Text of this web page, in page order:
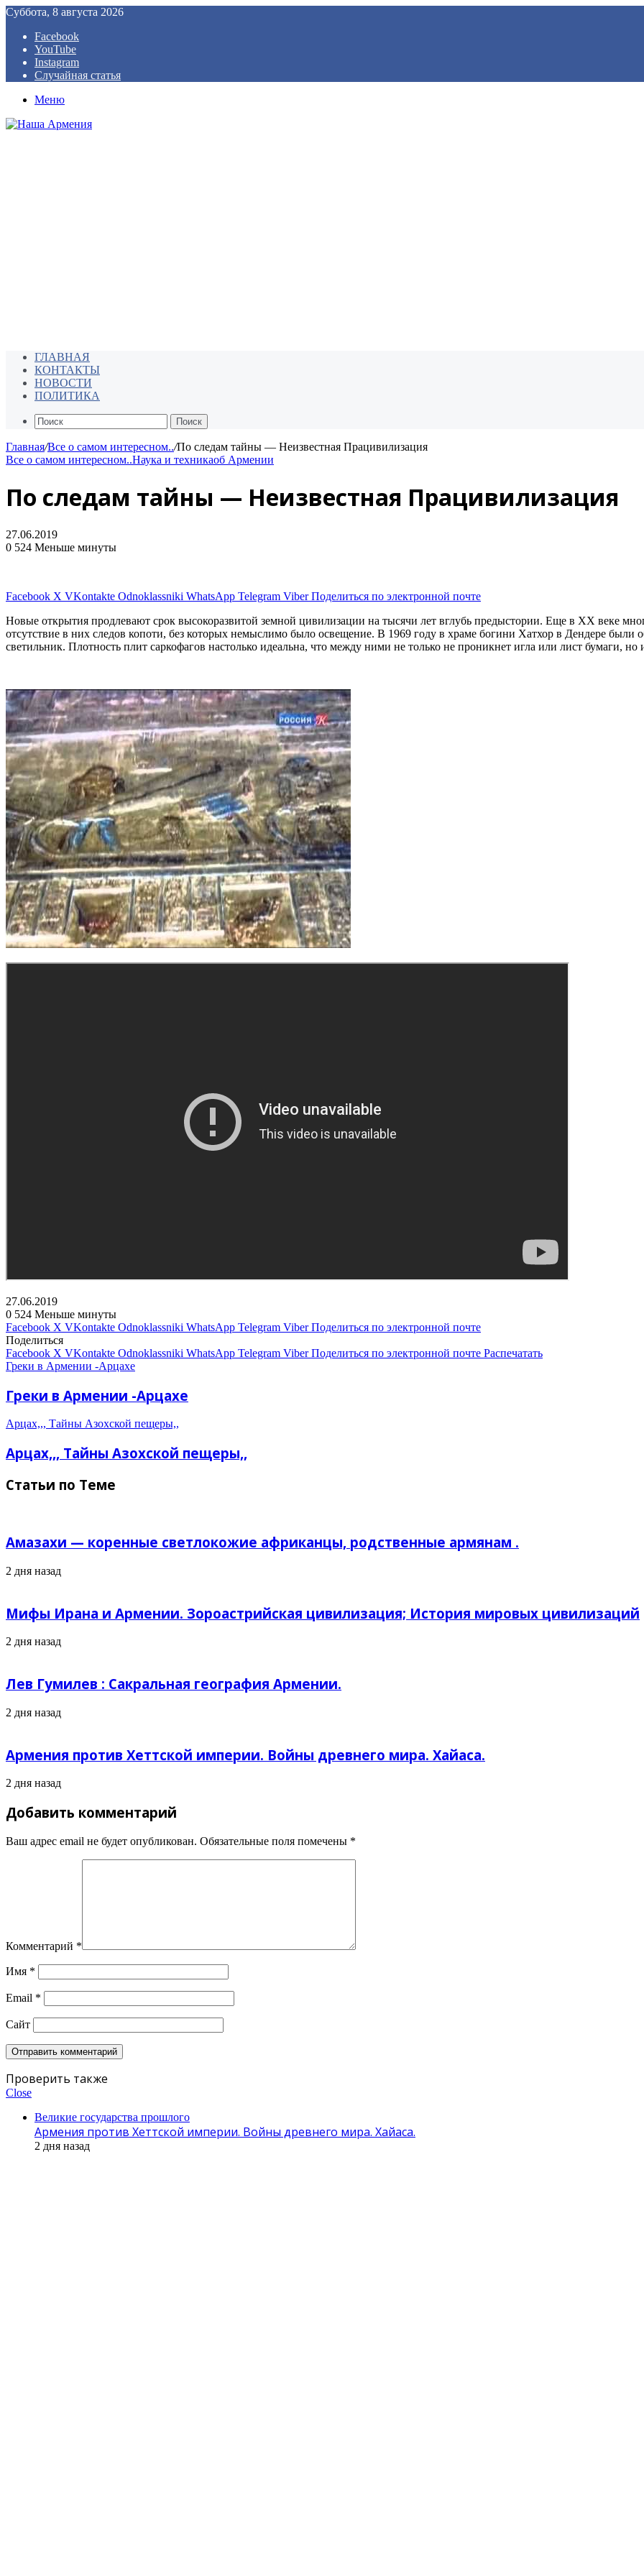
Суббота, 8 августа 2026
Facebook
YouTube
Instagram
Случайная статья
Меню
ГЛАВНАЯ
КОНТАКТЫ
НОВОСТИ
ПОЛИТИКА
Поиск
Главная/Все о самом интересном../По следам тайны — Неизвестная Працивилизация
Все о самом интересном..Наука и техникаоб Армении
По следам тайны — Неизвестная Працивилизация
27.06.2019
0 524 Меньше минуты
Facebook X VKontakte Odnoklassniki WhatsApp Telegram Viber Поделиться по электронной почте
Новые открытия продлевают срок высокоразвитой земной цивилизации на тысячи лет вглубь предыстории. Еще в ХХ веке
отсутствие в них следов копоти, без которых немыслимо было освещение. В 1969 году в храме богини Хатхор в Дендере
светильник. Плотность плит саркофагов настолько идеальна, что между ними не только не проникнет игла или лист бумаги, но
27.06.2019
0 524 Меньше минуты
Facebook X VKontakte Odnoklassniki WhatsApp Telegram Viber Поделиться по электронной почте
Поделиться
Facebook X VKontakte Odnoklassniki WhatsApp Telegram Viber Поделиться по электронной почте Распечатать
Греки в Армении -Арцахе
Греки в Армении -Арцахе
Арцах,,, Тайны Азохской пещеры,,
Арцах,,, Тайны Азохской пещеры,,
Статьи по Теме
Амазахи — коренные светлокожие африканцы, родственные армянам .
2 дня назад
Мифы Ирана и Армении. Зороастрийская цивилизация; История мировых цивилизаций
2 дня назад
Лев Гумилев : Сакральная география Армении.
2 дня назад
Армения против Хеттской империи. Войны древнего мира. Хайаса.
2 дня назад
Добавить комментарий
Ваш адрес email не будет опубликован. Обязательные поля помечены *
Комментарий *
Имя *
Email *
Сайт
Проверить также
Close
Великие государства прошлого
Армения против Хеттской империи. Войны древнего мира. Хайаса.
2 дня назад